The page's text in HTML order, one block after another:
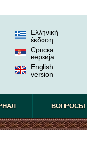
Ελληνική
έκδοση
Српска
верзиjа
English
version
ВОПРОСЫ